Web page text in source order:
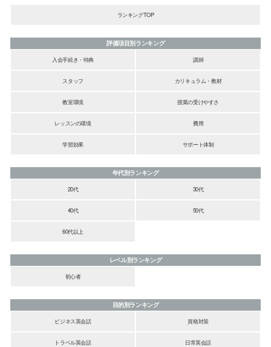
ランキングTOP
評価項目別ランキング
入会手続き・特典
講師
スタッフ カリキュラム・教材
教室環境 授業の受けやすさ
レッスンの環境 費用
学習効果 サポート体制
年代別ランキング
20代
30代
40代 50代
60代以上
レベル別ランキング
初心者
目的別ランキング
ビジネス英会話
資格対策
トラベル英会話 日常英会話